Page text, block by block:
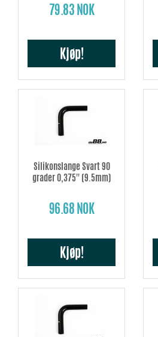
79.83 NOK
Kjøp!
Silikonslange Svart 90
grader 0,375'' (9.5mm)
96.68 NOK
Kjøp!